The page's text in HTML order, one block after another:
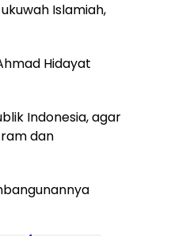
Islamiah,
Hidayat
Indonesia, agar
dan